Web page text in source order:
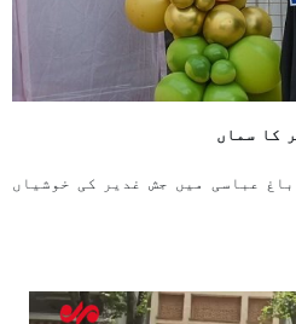
کا سماں
عباسی میں جش غدیر کی خوشیاں